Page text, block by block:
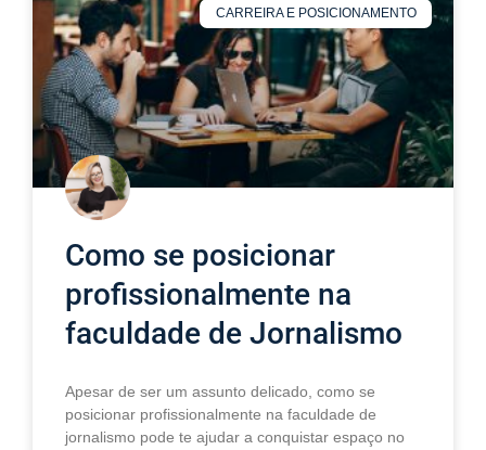
CARREIRA E POSICIONAMENTO
Como se posicionar
profissionalmente na
faculdade de Jornalismo
Apesar de ser um assunto delicado, como se
posicionar profissionalmente na faculdade de
jornalismo pode te ajudar a conquistar espaço no